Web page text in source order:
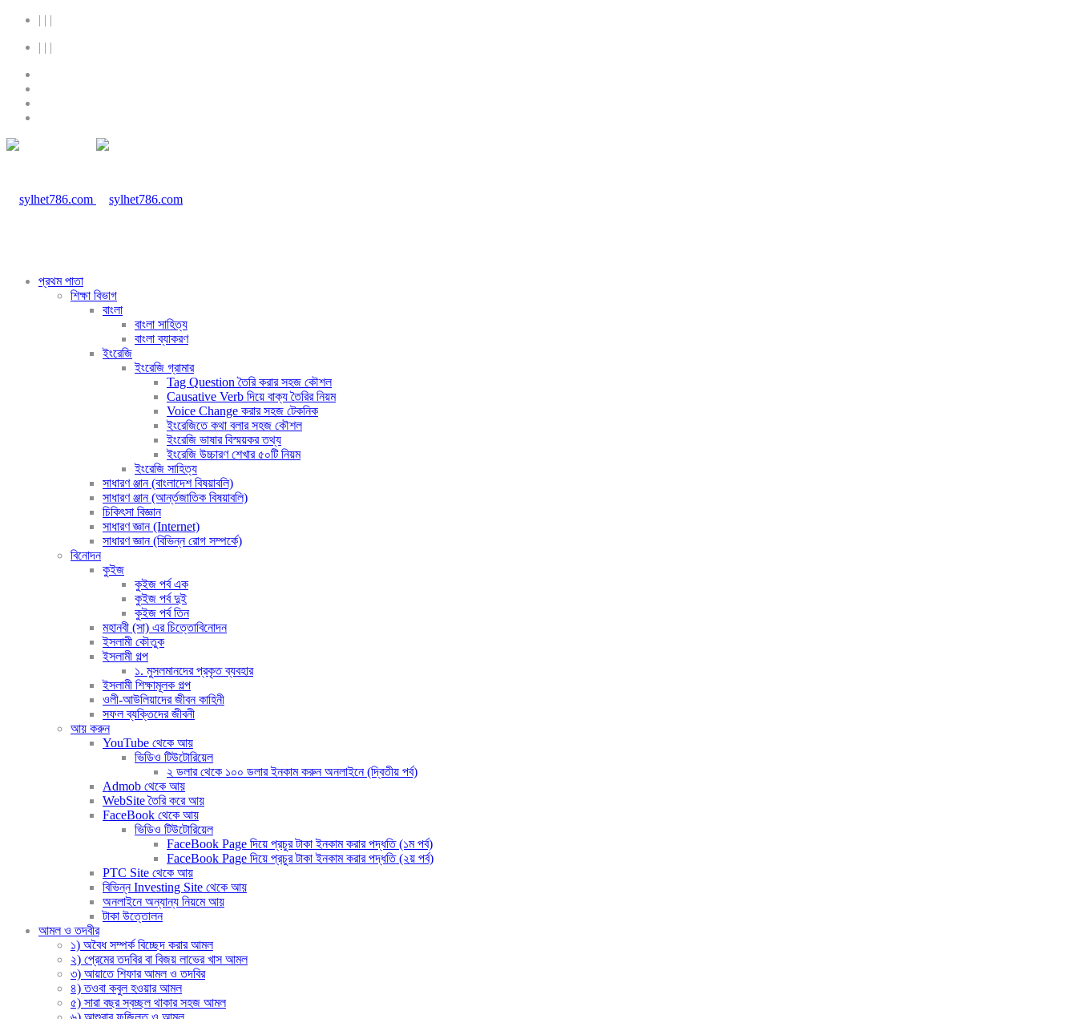
| | |
| | |
প্রথম পাতা
শিক্ষা বিভাগ
বাংলা
বাংলা সাহিত্য
বাংলা ব্যাকরণ
ইংরেজি
ইংরেজি গ্রামার
Tag Question তৈরি করার সহজ কৌশল
Causative Verb দিয়ে বাক্য তৈরির নিয়ম
Voice Change করার সহজ টেকনিক
ইংরেজিতে কথা বলার সহজ কৌশল
ইংরেজি ভাষার বিস্ময়কর তথ্য
ইংরেজি উচ্চারণ শেখার ৫০টি নিয়ম
ইংরেজি সাহিত্য
সাধারণ ঞ্জান (বাংলাদেশ বিষয়াবলি)
সাধারণ ঞ্জান (আর্ন্তজাতিক বিষয়াবলি)
চিকিৎসা বিজ্ঞান
সাধারণ জ্ঞান (Internet)
সাধারণ জ্ঞান (বিভিন্ন রোগ সম্পর্কে)
বিনোদন
কুইজ
কুইজ পর্ব এক
কুইজ পর্ব দুই
কুইজ পর্ব তিন
মহানবী (সা) এর চিত্তোবিনোদন
ইসলামী কৌতুক
ইসলামী গল্প
১. মুসলমানদের প্রকৃত ব্যবহার
ইসলামী শিক্ষামূলক গল্প
ওলী-আউলিয়াদের জীবন কাহিনী
সফল ব্যক্তিদের জীবনী
আয় করুন
YouTube থেকে আয়
ভিডিও টিউটোরিয়েল
২ ডলার থেকে ১০০ ডলার ইনকাম করুন অনলাইনে (দ্বিতীয় পর্ব)
Admob থেকে আয়
WebSite তৈরি করে আয়
FaceBook থেকে আয়
ভিডিও টিউটোরিয়েল
FaceBook Page দিয়ে প্রচুর টাকা ইনকাম করার পদ্ধতি (১ম পর্ব)
FaceBook Page দিয়ে প্রচুর টাকা ইনকাম করার পদ্ধতি (২য় পর্ব)
PTC Site থেকে আয়
বিভিন্ন Investing Site থেকে আয়
অনলাইনে অন্যান্য নিয়মে আয়
টাকা উত্তোলন
আমল ও তদবীর
১) অবৈধ সম্পর্ক বিচ্ছেদ করার আমল
২) প্রেমের তদবির বা বিজয় লাভের খাস আমল
৩) আয়াতে শিফার আমল ও তদবির
৪) তওবা কবুল হওয়ার আমল
৫) সারা বছর স্বচ্ছল থাকার সহজ আমল